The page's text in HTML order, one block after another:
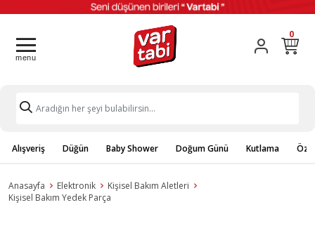
0
Alışveriş Düğün Baby Shower Doğum Günü Kutlama
Anasayfa Elektronik
Kişisel Bakım Aletleri
Kişisel Bakım Yedek Parça